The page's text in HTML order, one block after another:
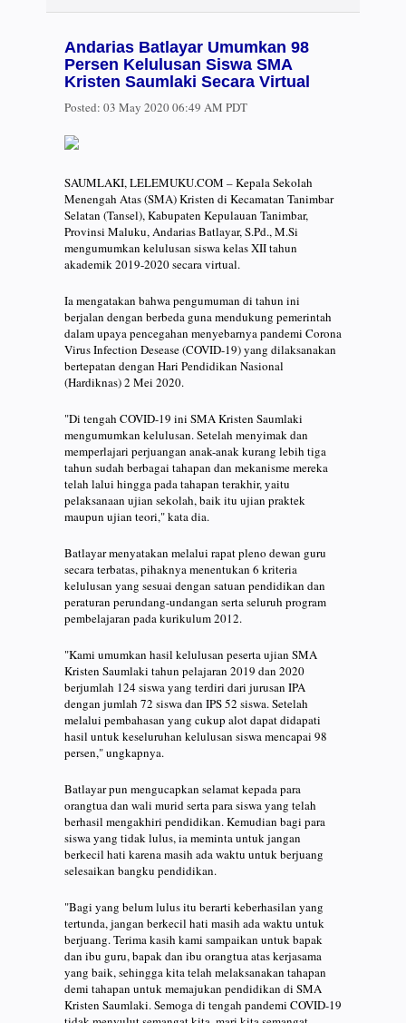
Andarias Batlayar Umumkan 98
Persen Kelulusan Siswa SMA
Kristen Saumlaki Secara Virtual
Posted: 03 May 2020 06:49 AM PDT
SAUMLAKI, LELEMUKU.COM – Kepala Sekolah
Menengah Atas (SMA) Kristen di Kecamatan Tanimbar
Selatan (Tansel), Kabupaten Kepulauan Tanimbar,
Provinsi Maluku, Andarias Batlayar, S.Pd., M.Si
mengumumkan kelulusan siswa kelas XII tahun
akademik 2019-2020 secara virtual.
Ia mengatakan bahwa pengumuman di tahun ini
berjalan dengan berbeda guna mendukung pemerintah
dalam upaya pencegahan menyebarnya pandemi Corona
Virus Infection Desease (COVID-19) yang dilaksanakan
bertepatan dengan Hari Pendidikan Nasional
(Hardiknas) 2 Mei 2020.
"Di tengah COVID-19 ini SMA Kristen Saumlaki
mengumumkan kelulusan. Setelah menyimak dan
memperlajari perjuangan anak-anak kurang lebih tiga
tahun sudah berbagai tahapan dan mekanisme mereka
telah lalui hingga pada tahapan terakhir, yaitu
pelaksanaan ujian sekolah, baik itu ujian praktek
maupun ujian teori," kata dia.
Batlayar menyatakan melalui rapat pleno dewan guru
secara terbatas, pihaknya menentukan 6 kriteria
kelulusan yang sesuai dengan satuan pendidikan dan
peraturan perundang-undangan serta seluruh program
pembelajaran pada kurikulum 2012.
"Kami umumkan hasil kelulusan peserta ujian SMA
Kristen Saumlaki tahun pelajaran 2019 dan 2020
berjumlah 124 siswa yang terdiri dari jurusan IPA
dengan jumlah 72 siswa dan IPS 52 siswa. Setelah
melalui pembahasan yang cukup alot dapat didapati
hasil untuk keseluruhan kelulusan siswa mencapai 98
persen," ungkapnya.
Batlayar pun mengucapkan selamat kepada para
orangtua dan wali murid serta para siswa yang telah
berhasil mengakhiri pendidikan. Kemudian bagi para
siswa yang tidak lulus, ia meminta untuk jangan
berkecil hati karena masih ada waktu untuk berjuang
selesaikan bangku pendidikan.
"Bagi yang belum lulus itu berarti keberhasilan yang
tertunda, jangan berkecil hati masih ada waktu untuk
berjuang. Terima kasih kami sampaikan untuk bapak
dan ibu guru, bapak dan ibu orangtua atas kerjasama
yang baik, sehingga kita telah melaksanakan tahapan
demi tahapan untuk memajukan pendidikan di SMA
Kristen Saumlaki. Semoga di tengah pandemi COVID-19